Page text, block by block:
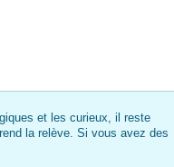
et les curieux, il reste
la relève. Si vous avez des